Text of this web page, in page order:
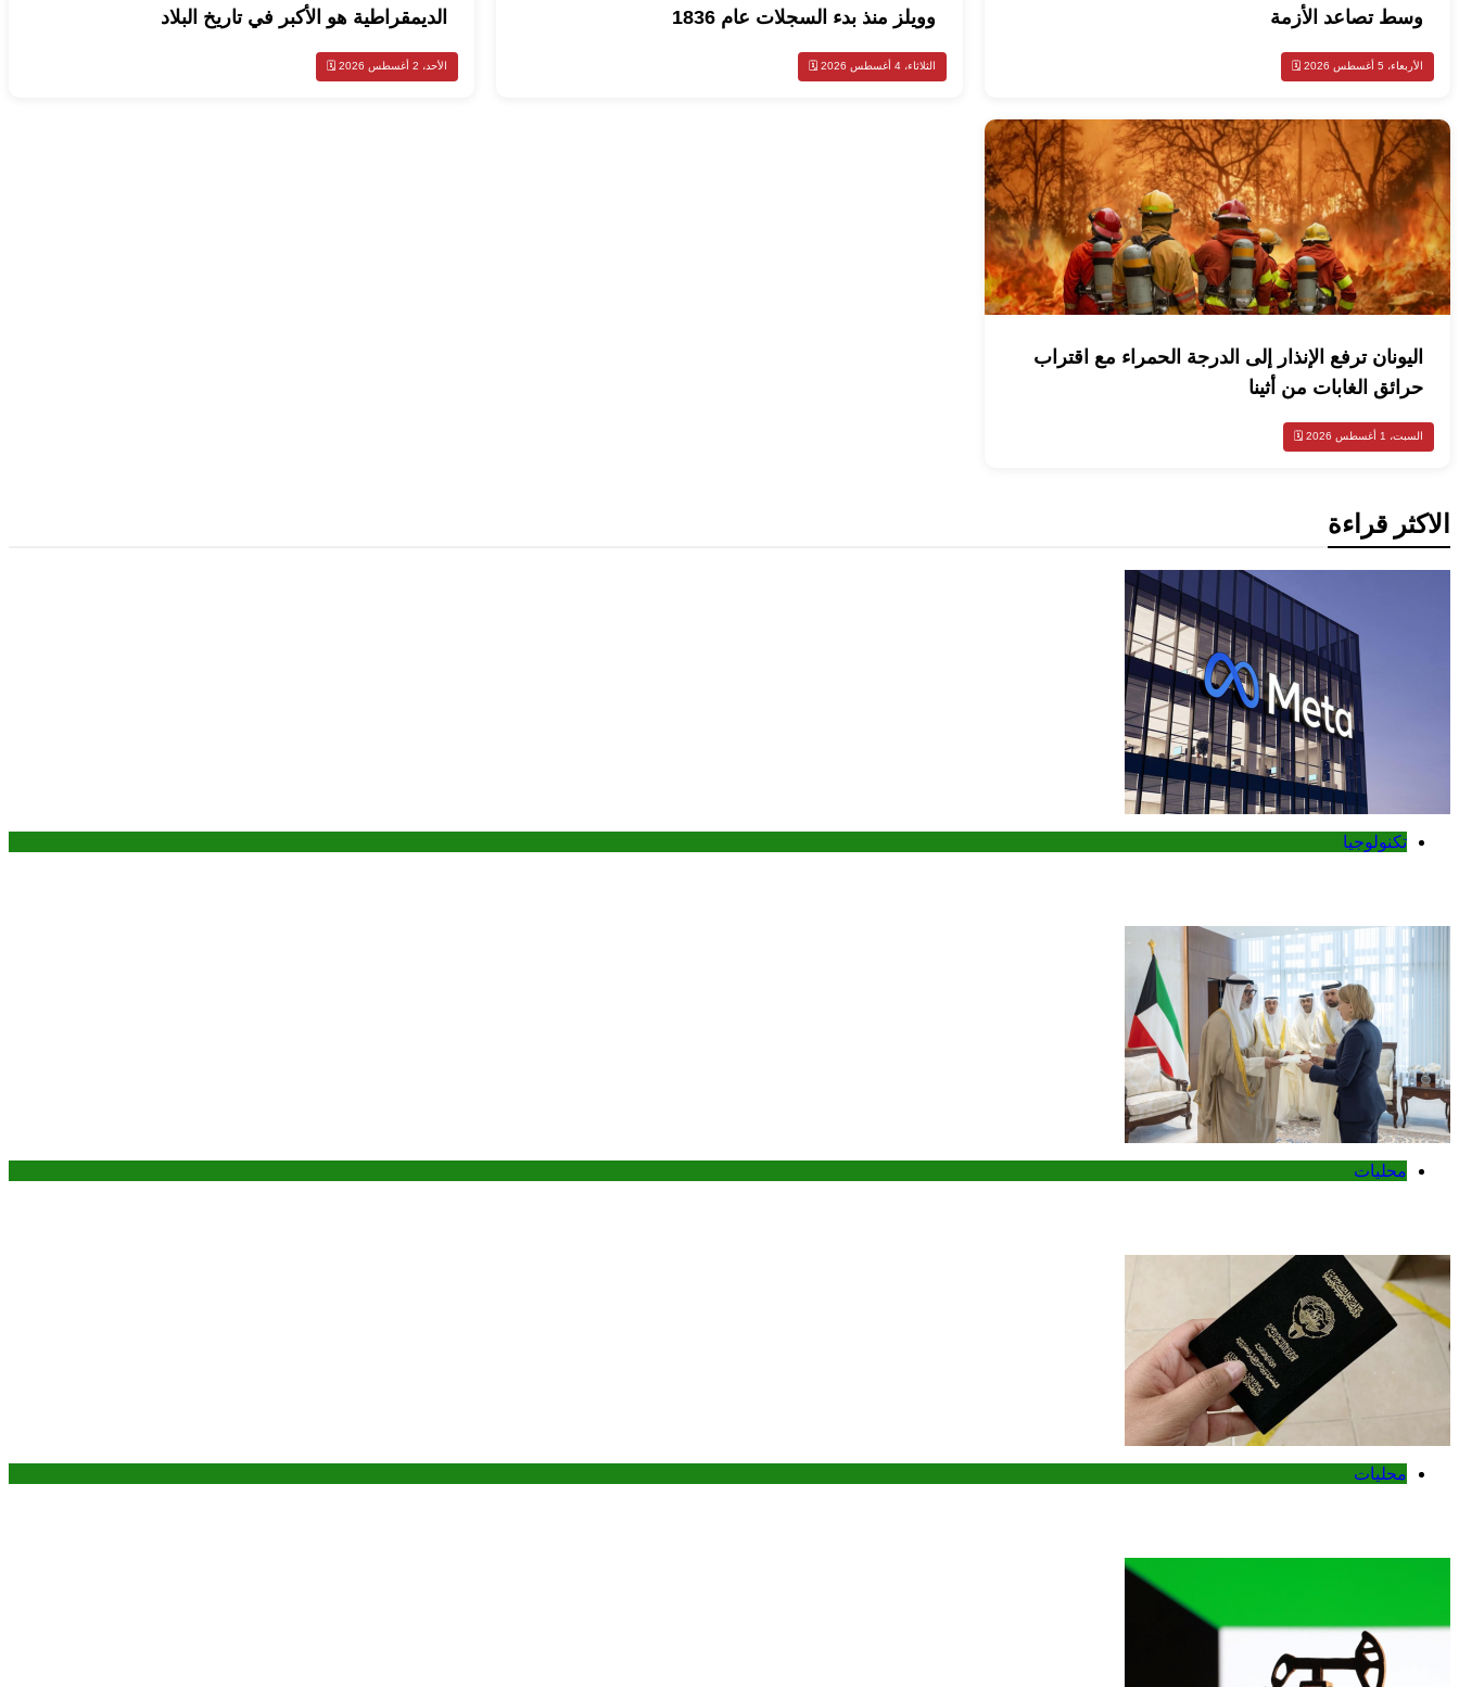
وسط تصاعد الأزمة
الأربعاء، 5 أغسطس 2026 🗓️
وويلز منذ بدء السجلات عام 1836
الثلاثاء، 4 أغسطس 2026 🗓️
الديمقراطية هو الأكبر في تاريخ البلاد
الأحد، 2 أغسطس 2026 🗓️
اليونان ترفع الإنذار إلى الدرجة الحمراء مع اقتراب
حرائق الغابات من أثينا
السبت، 1 أغسطس 2026 🗓️
الاكثر قراءة
تكنولوجيا
محليات
محليات